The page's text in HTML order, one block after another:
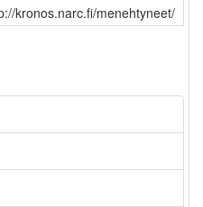
kronos.narc.fi/menehtyneet/